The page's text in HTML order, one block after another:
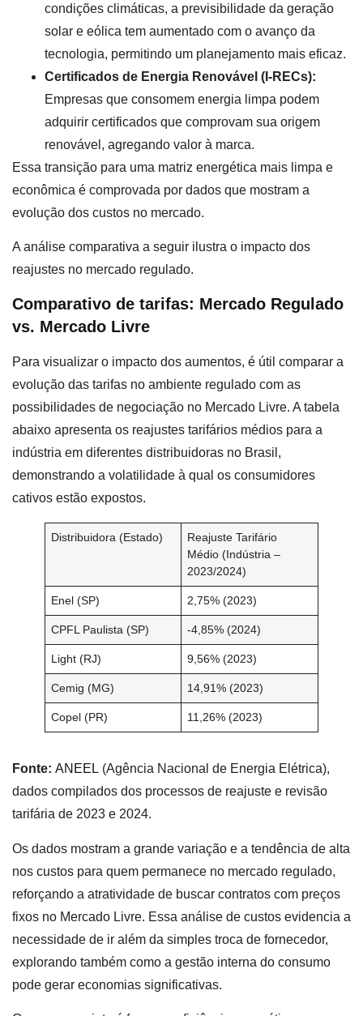
condições climáticas, a previsibilidade da geração
solar e eólica tem aumentado com o avanço da
tecnologia, permitindo um planejamento mais eficaz.
Certificados de Energia Renovável (I-RECs):
Empresas que consomem energia limpa podem
adquirir certificados que comprovam sua origem
renovável, agregando valor à marca.
Essa transição para uma matriz energética mais limpa e
econômica é comprovada por dados que mostram a
evolução dos custos no mercado.
A análise comparativa a seguir ilustra o impacto dos
reajustes no mercado regulado.
Comparativo de tarifas: Mercado Regulado
vs. Mercado Livre
Para visualizar o impacto dos aumentos, é útil comparar a
evolução das tarifas no ambiente regulado com as
possibilidades de negociação no Mercado Livre. A tabela
abaixo apresenta os reajustes tarifários médios para a
indústria em diferentes distribuidoras no Brasil,
demonstrando a volatilidade à qual os consumidores
cativos estão expostos.
Distribuidora (Estado)
Reajuste Tarifário
Médio (Indústria –
2023/2024)
Enel (SP) 2,75% (2023)
CPFL Paulista (SP) -4,85% (2024)
Light (RJ) 9,56% (2023)
Cemig (MG) 14,91% (2023)
Copel (PR) 11,26% (2023)
Fonte: ANEEL (Agência Nacional de Energia Elétrica),
dados compilados dos processos de reajuste e revisão
tarifária de 2023 e 2024.
Os dados mostram a grande variação e a tendência de alta
nos custos para quem permanece no mercado regulado,
reforçando a atratividade de buscar contratos com preços
fixos no Mercado Livre. Essa análise de custos evidencia a
necessidade de ir além da simples troca de fornecedor,
explorando também como a gestão interna do consumo
pode gerar economias significativas.